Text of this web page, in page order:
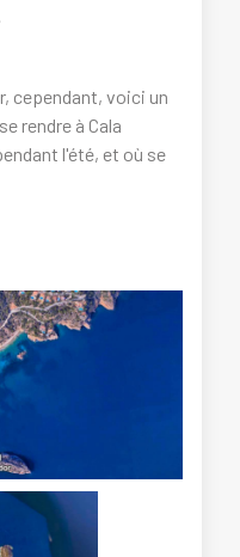
cependant, voici un
rendre à Cala
l'été, et où se